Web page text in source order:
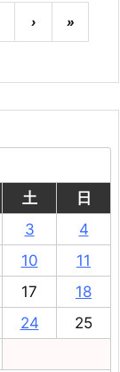
› »
土
日
3
4
10
11
17
18
24
25